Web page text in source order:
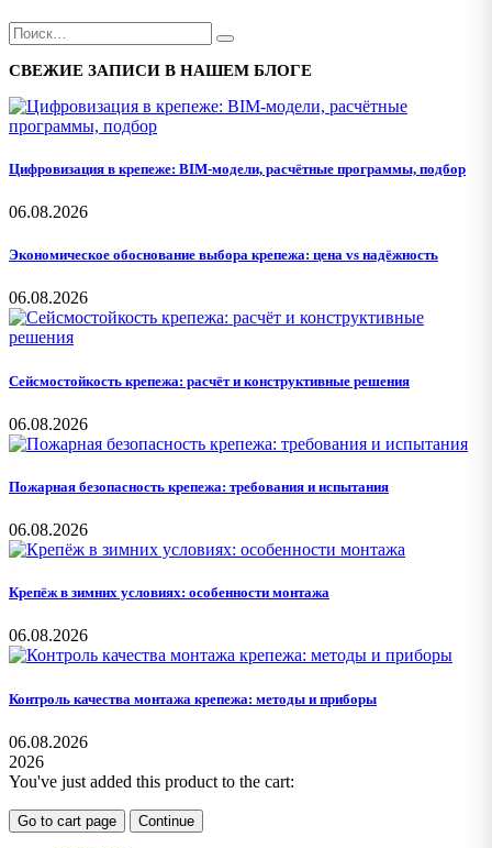
СВЕЖИЕ ЗАПИСИ В НАШЕМ БЛОГЕ
Цифровизация в крепеже: BIM-модели, расчётные программы, подбор
06.08.2026
Экономическое обоснование выбора крепежа: цена vs надёжность
06.08.2026
Сейсмостойкость крепежа: расчёт и конструктивные решения
06.08.2026
Пожарная безопасность крепежа: требования и испытания
06.08.2026
Крепёж в зимних условиях: особенности монтажа
06.08.2026
Контроль качества монтажа крепежа: методы и приборы
06.08.2026
2026
You've just added this product to the cart:
Go to cart page Continue